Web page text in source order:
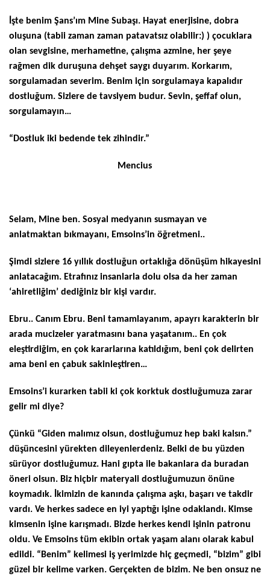
İşte benim Şans’ım Mine Subaşı. Hayat enerjisine, dobra
oluşuna (tabii zaman zaman patavatsız olabilir:) ) çocuklara
olan sevgisine, merhametine, çalışma azmine, her şeye
rağmen dik duruşuna dehşet saygı duyarım. Korkarım,
sorgulamadan severim. Benim için sorgulamaya kapalıdır
dostluğum. Sizlere de tavsiyem budur. Sevin, şeffaf olun,
sorgulamayın…
“Dostluk iki bedende tek zihindir.”
Mencius
Selam, Mine ben. Sosyal medyanın susmayan ve
anlatmaktan bıkmayanı, Emsoins’in öğretmeni..
Şimdi sizlere 16 yıllık dostluğun ortaklığa dönüşüm hikayesini
anlatacağım. Etrafınız insanlarla dolu olsa da her zaman
‘ahiretliğim’ dediğiniz bir kişi vardır.
Ebru.. Canım Ebru. Beni tamamlayanım, apayrı karakterin bir
arada mucizeler yaratmasını bana yaşatanım.. En çok
eleştirdiğim, en çok kararlarına katıldığım, beni çok delirten
ama beni en çabuk sakinleştiren…
Emsoins’i kurarken tabii ki çok korktuk dostluğumuza zarar
gelir mi diye?
Çünkü “Giden malımız olsun, dostluğumuz hep baki kalsın.”
düşüncesini yürekten dileyenlerdeniz. Belki de bu yüzden
sürüyor dostluğumuz. Hani gıpta ile bakanlara da buradan
öneri olsun. Biz hiçbir materyali dostluğumuzun önüne
koymadık. İkimizin de kanında çalışma aşkı, başarı ve takdir
vardı. Ve herkes sadece en iyi yaptığı işine odaklandı. Kimse
kimsenin işine karışmadı. Bizde herkes kendi işinin patronu
oldu. Ve Emsoins tüm ekibin ortak yaşam alanı olarak kabul
edildi. “Benim” kelimesi iş yerimizde hiç geçmedi, “bizim” gibi
güzel bir kelime varken. Gerçekten de bizim. Ne ben onsuz ne